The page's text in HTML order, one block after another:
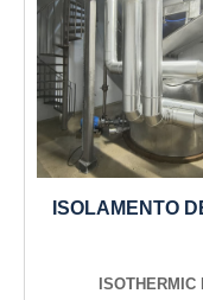
ISOLAMENTO
ISOTHERMIC